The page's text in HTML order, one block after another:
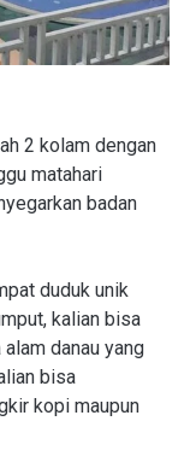
2 kolam dengan
matahari
badan
duduk unik
kalian bisa
danau yang
bisa
kopi maupun